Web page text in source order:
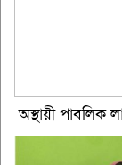
অস্থায়ী পাবলিক